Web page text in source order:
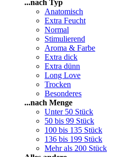
...nach Typ
Anatomisch
Extra Feucht
Normal
Stimulierend
Aroma & Farbe
Extra dick
Extra dünn
Long Love
Trocken
Besonderes
...nach Menge
Unter 50 Stück
50 bis 99 Stück
100 bis 135 Stück
136 bis 199 Stück
Mehr als 200 Stück